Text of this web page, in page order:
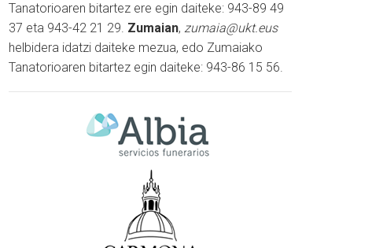
Tanatorioaren bitartez ere egin daiteke: 943-89 49
37 eta 943-42 21 29. Zumaian, zumaia@ukt.eus
helbidera idatzi daiteke mezua, edo Zumaiako
Tanatorioaren bitartez egin daiteke: 943-86 15 56.